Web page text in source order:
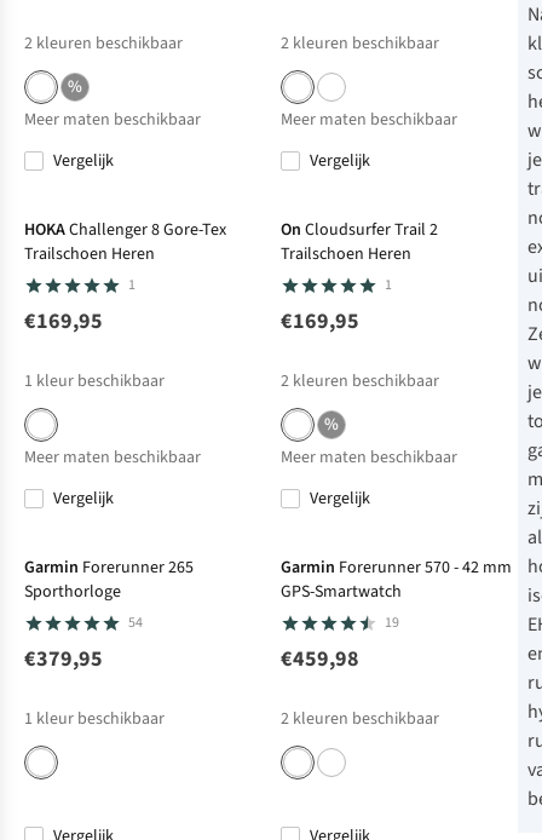
2 kleuren beschikbaar
%
Meer maten beschikbaar
Vergelijk
2 kleuren beschikbaar
Meer maten beschikbaar
Vergelijk
Net binnen
HOKAChallenger 8 Gore-Tex
Trailschoen Heren
1
€169,95
1 kleur beschikbaar
Meer maten beschikbaar
Vergelijk
Net binnen
On Cloudsurfer Trail 2
Trailschoen Heren
1
€169,95
2 kleuren beschikbaar
%
Meer maten beschikbaar
Vergelijk
Garmin Forerunner 265
Sporthorloge
54
€379,95
1 kleur beschikbaar
Garmin Forerunner 570 - 42 mm
GPS-Smartwatch
19
€459,98
2 kleuren beschikbaar